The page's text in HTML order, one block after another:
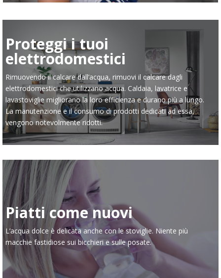
Proteggi i tuoi
elettrodomestici
Rimuovendo il calcare dall’acqua, rimuovi il calcare dagli
elettrodomestici che utilizzano acqua. Caldaia, lavatrice e
lavastoviglie migliorano la loro efficienza e durano più a lungo.
La manutenzione e il consumo di prodotti dedicati ad essa,
vengono notevolmente ridotti.
Piatti come nuovi
L’acqua dolce è delicata anche con le stoviglie. Niente più
macchie fastidiose sui bicchieri e sulle posate.